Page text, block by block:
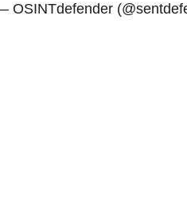
OSINTdefender